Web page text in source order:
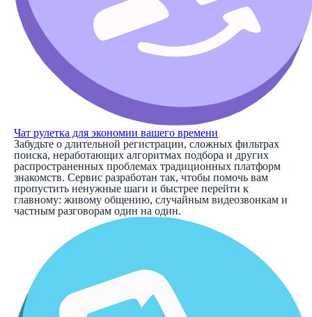
Чат рулетка для экономии вашего времени
Забудьте о длительной регистрации, сложных фильтрах
поиска, неработающих алгоритмах подбора и других
распространенных проблемах традиционных платформ
знакомств. Сервис разработан так, чтобы помочь вам
пропустить ненужные шаги и быстрее перейти к
главному: живому общению, случайным видеозвонкам и
частным разговорам один на один.